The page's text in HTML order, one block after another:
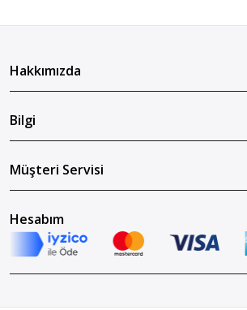
Hakkımızda
Bilgi
Müşteri Servisi
Hesabım